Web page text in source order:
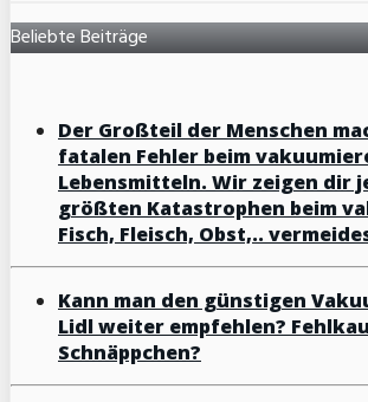
Beliebte Beiträge
Der Großteil der Menschen
fatalen Fehler beim
Lebensmitteln. Wir zeigen dir
größten Katastrophen beim
Fisch, Fleisch, Obst,..
Kann man den günstigen
Lidl weiter empfehlen?
Schnäppchen?